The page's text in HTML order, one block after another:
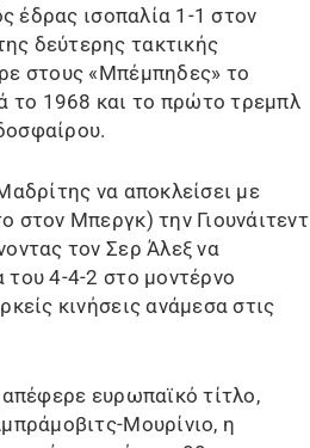
έδρας ισοπαλία 1-1 στον
δεύτερης τακτικής
στους «Μπέμπηδες» το
1968 και το πρώτο τρεμπλ
να αποκλείσει με
στον Μπεργκ) την Γιουνάιτεντ
τον Σερ Άλεξ να
του 4-4-2 στο μοντέρνο
κινήσεις ανάμεσα στις
ευρωπαϊκό τίτλο,
Μουρίνιο, η